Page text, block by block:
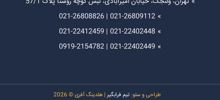
021-26809112
|
021-26808826
021-22402448
|
021-22412459
021-22402449
|
0919-2154782
طراحی و سئو:تیم فرابگیر | هلدینگ آفری © 2026